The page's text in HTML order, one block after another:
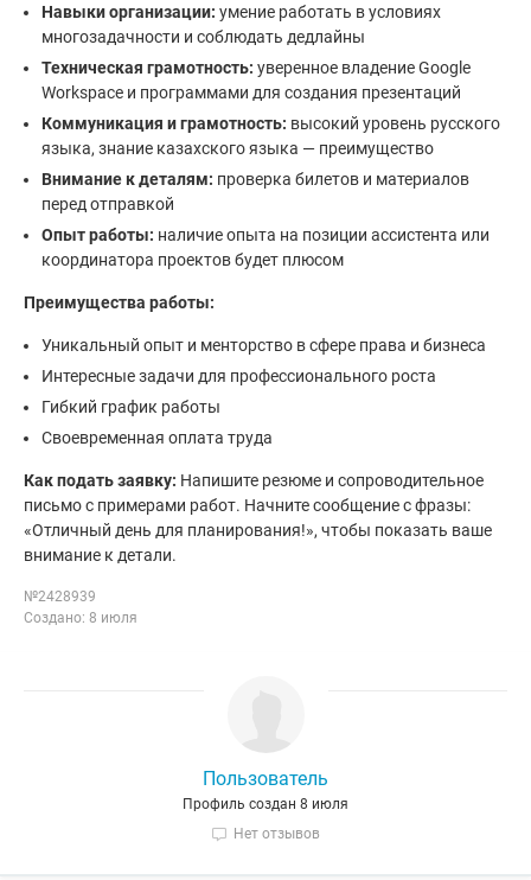
Навыки организации: умение работать в условиях
многозадачности и соблюдать дедлайны
Техническая грамотность: уверенное владение Google
Workspace и программами для создания презентаций
Коммуникация и грамотность: высокий уровень русского
языка, знание казахского языка — преимущество
Внимание к деталям: проверка билетов и материалов
перед отправкой
Опыт работы: наличие опыта на позиции ассистента или
координатора проектов будет плюсом
Преимущества работы:
Уникальный опыт и менторство в сфере права и бизнеса
Интересные задачи для профессионального роста
Гибкий график работы
Своевременная оплата труда
Как подать заявку: Напишите резюме и сопроводительное
письмо с примерами работ. Начните сообщение с фразы:
«Отличный день для планирования!», чтобы показать ваше
внимание к детали.
№2428939
Создано: 8 июля
Пользователь
Профиль создан 8 июля
Нет отзывов